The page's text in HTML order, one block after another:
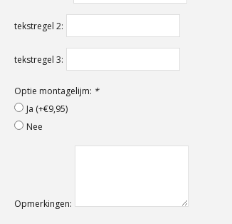
tekstregel 2:
tekstregel 3:
Optie montagelijm: *
Ja (+€9,95)
Nee
Opmerkingen: